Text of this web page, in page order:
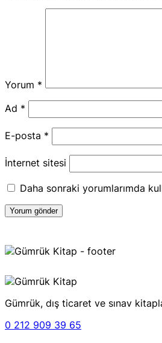
Yorum *
Ad *
E-posta *
İnternet sitesi
Daha sonraki yorumlarımda
Gümrük, dış ticaret ve sınav
0 212 909 39 65